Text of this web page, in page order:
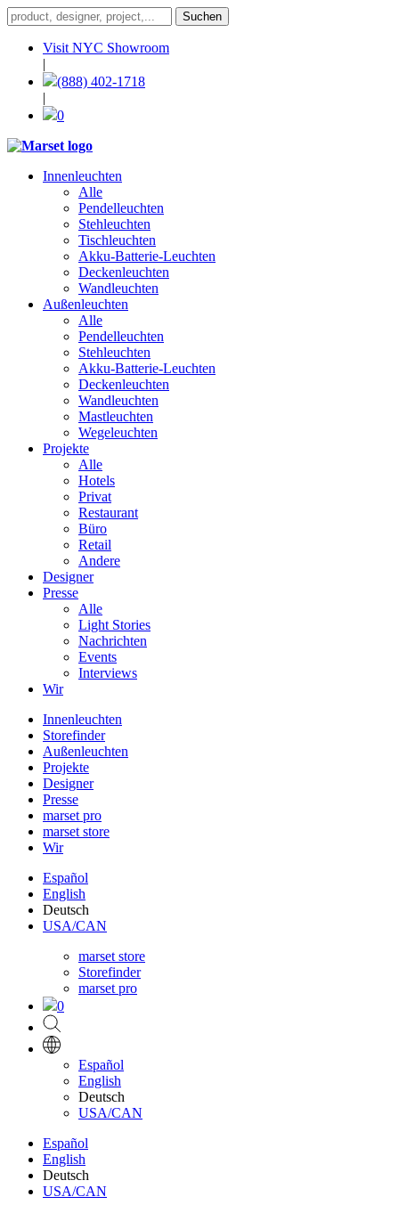
Visit NYC Showroom
|
(888) 402-1718
|
0
Innenleuchten
Alle
Pendelleuchten
Stehleuchten
Tischleuchten
Akku-Batterie-Leuchten
Deckenleuchten
Wandleuchten
Außenleuchten
Alle
Pendelleuchten
Stehleuchten
Akku-Batterie-Leuchten
Deckenleuchten
Wandleuchten
Mastleuchten
Wegeleuchten
Projekte
Alle
Hotels
Privat
Restaurant
Büro
Retail
Andere
Designer
Presse
Alle
Light Stories
Nachrichten
Events
Interviews
Wir
Innenleuchten
Storefinder
Außenleuchten
Projekte
Designer
Presse
marset pro
marset store
Wir
Español
English
Deutsch
USA/CAN
marset store
Storefinder
marset pro
0
Español
English
Deutsch
USA/CAN
Español
English
Deutsch
USA/CAN